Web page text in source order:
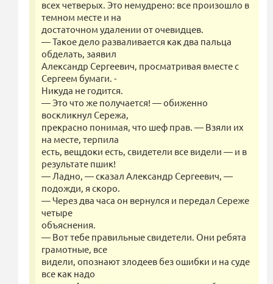
всех четверых. Это немудрено: все произошло в
темном месте и на
достаточном удалении от очевидцев.
— Такое дело разваливается как два пальца
обделать, заявил
Александр Сергеевич, просматривая вместе с
Сергеем бумаги. -
Никуда не годится.
— Это что же получается! — обиженно
воскликнул Сережа,
прекрасно понимая, что шеф прав. — Взяли их
на месте, терпила
есть, вещдоки есть, свидетели все видели — и в
результате пшик!
— Ладно, — сказал Александр Сергеевич, —
подожди, я скоро.
— Через два часа он вернулся и передал Сереже
четыре
объяснения.
— Вот тебе правильные свидетели. Они ребята
грамотные, все
видели, опознают злодеев без ошибки и на суде
все как надо